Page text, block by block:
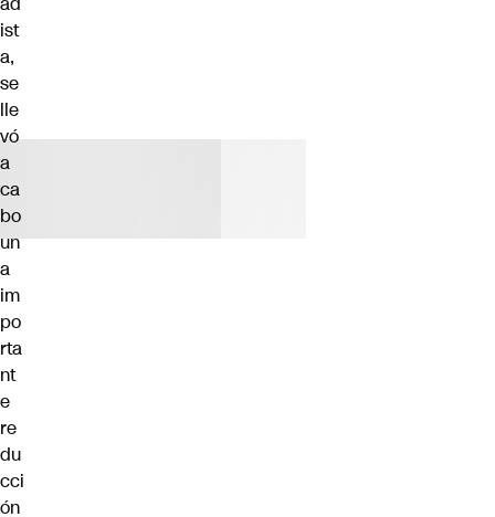
ist
a,
se
lle
vó
a
ca
bo
un
a
im
po
rta
nt
e
re
du
cci
ón